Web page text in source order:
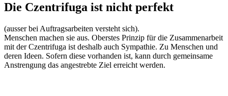
Die Czentrifuga ist nicht perfekt
(ausser bei Auftragsarbeiten versteht sich).
Menschen machen sie aus. Oberstes Prinzip für die Zusammenarbeit
mit der Czentrifuga ist deshalb auch Sympathie. Zu Menschen und
deren Ideen. Sofern diese vorhanden ist, kann durch gemeinsame
Anstrengung das angestrebte Ziel erreicht werden.